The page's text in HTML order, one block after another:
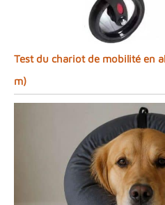
Test du chariot de mobilité en
m)